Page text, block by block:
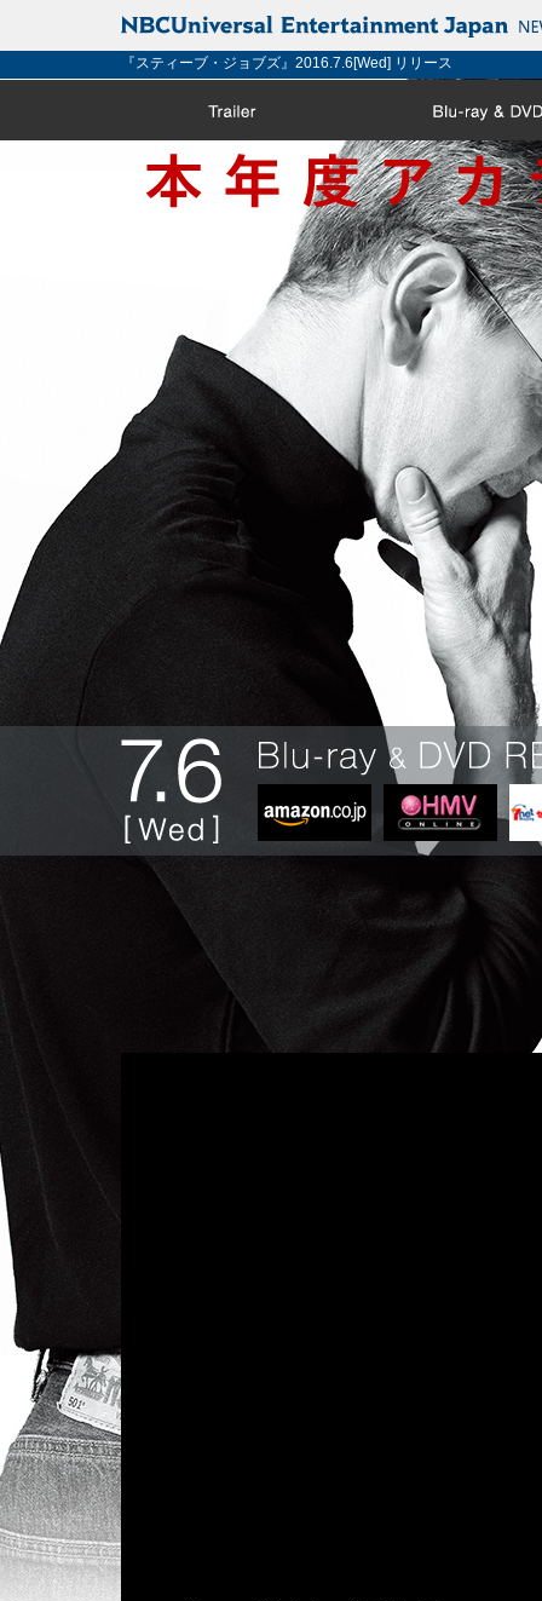
『スティーブ・ジョブズ』2016.7.6[Wed] リリース